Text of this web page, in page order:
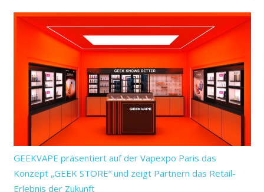
GEEKVAPE präsentiert auf der Vapexpo Paris das
Konzept „GEEK STORE“ und zeigt Partnern das Retail-
Erlebnis der Zukunft